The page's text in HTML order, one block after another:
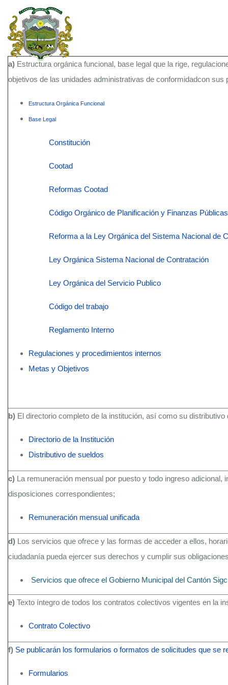
a) Estructura orgánica funcional, base legal que la rige,
objetivos de las unidades administrativas de conformidadcon sus
Estructura Orgánica Funcional
Base Legal
Constitución
Cootad
Reformas Cootad
Código Orgánico de Planificación y Finanzas Públicas
Reforma a la Ley Orgánica del Sistema Nacional de
Ley Orgánica Sistema Nacional de Contratación
Ley Orgánica del Servicio Publico
Código del trabajo
Reglamento Interno
Regulaciones y procedimientos internos
Metas y Objetivos
b) El directorio completo de la institución, así como su distributivo
Directorio de la Institución
Distributivo de sueldos
c) La remuneración mensual por puesto y todo ingreso
disposiciones correspondientes;
Remuneración mensual unificada
d) Los servicios que ofrece y las formas de acceder a ellos,
ciudadanía pueda ejercer sus derechos y cumplir sus
Servicios que ofrece el Gobierno Municipal del Cantón
e) Texto íntegro de todos los contratos colectivos vigentes en la
Contrato Colectivo
f) Se publicarán los formularios o formatos de solicitudes que se
Formularios